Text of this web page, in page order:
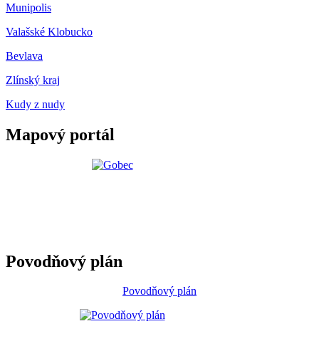
Munipolis
Valašské Klobucko
Bevlava
Zlínský kraj
Kudy z nudy
Mapový portál
Povodňový plán
Povodňový plán